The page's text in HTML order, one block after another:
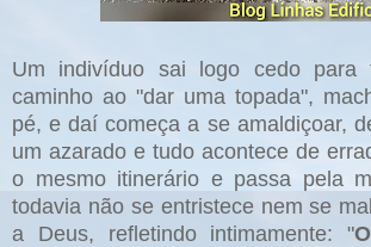
Um indivíduo sai logo cedo para
caminho ao "dar uma topada",
pé, e daí começa a se amaldiçoar,
um azarado e tudo acontece de
o mesmo itinerário e passa pela
todavia não se entristece nem se
a Deus, refletindo intimamente: "